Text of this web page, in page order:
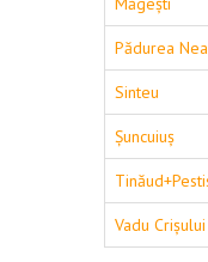
Pădurea
Sinteu
Șuncuiuș
Vadu Crișului